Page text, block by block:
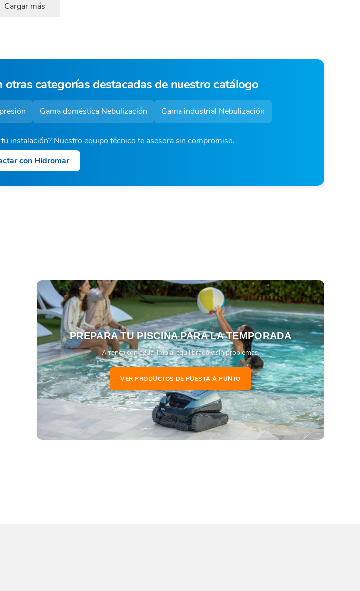
Cargar más
categorías destacadas de nuestro catálogo
Gama doméstica Nebulización Gama industrial Nebulización
instalación? Nuestro equipo técnico te asesora sin compromiso.
con Hidromar
PREPARA TU PISCINA PARA LA TEMPORADA
Arranca con agua limpia, equilibrada y sin problemas.
VER PRODUCTOS DE PUESTA A PUNTO